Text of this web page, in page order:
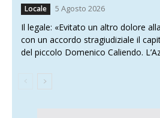
Locale 5 Agosto 2026
Il legale: «Evitato un altro dolore
con un accordo stragiudiziale il
del piccolo Domenico Caliendo.